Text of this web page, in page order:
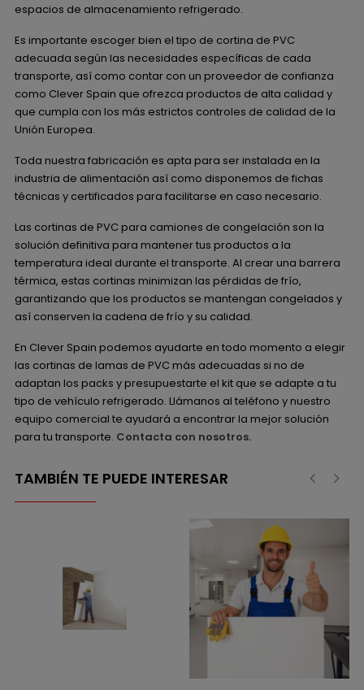
espacios de almacenamiento refrigerado.
Es importante escoger bien el tipo de cortina de PVC
adecuada según las necesidades específicas de cada
transporte, así como contar con un proveedor de confianza
como Clever Spain que ofrezca productos de alta calidad y
que cumpla con los más estrictos controles de calidad de la
Unión Europea.
Toda nuestra fabricación es apta para ser instalada en la
industria de alimentación así como disponemos de fichas
técnicas y certificados para facilitarse en caso necesario.
Las cortinas de PVC para camiones de congelación son la
solución definitiva para mantener tus productos a la
temperatura ideal durante el transporte. Al crear una barrera
térmica, estas cortinas minimizan las pérdidas de frío,
garantizando que los productos se mantengan congelados y
así conserven la cadena de frío y su calidad.
En Clever Spain podemos ayudarte en todo momento a elegir
las cortinas de lamas de PVC más adecuadas si no de
adaptan los packs y presupuestarte el kit que se adapte a tu
tipo de vehículo refrigerado. Llámanos al teléfono y nuestro
equipo comercial te ayudará a encontrar la mejor solución
para tu transporte. Contacta con nosotros.
TAMBIÉN TE PUEDE INTERESAR